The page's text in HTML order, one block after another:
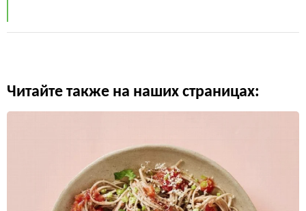
Читайте также на наших страницах: